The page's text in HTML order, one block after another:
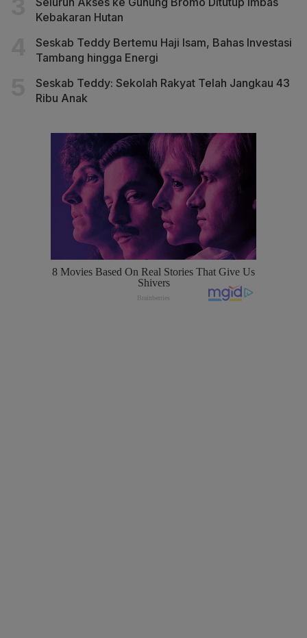
Kebakaran Hutan
Seskab Teddy Bertemu Haji Isam, Bahas Investasi
Tambang hingga Energi
Seskab Teddy: Sekolah Rakyat Telah Jangkau 43
Ribu Anak